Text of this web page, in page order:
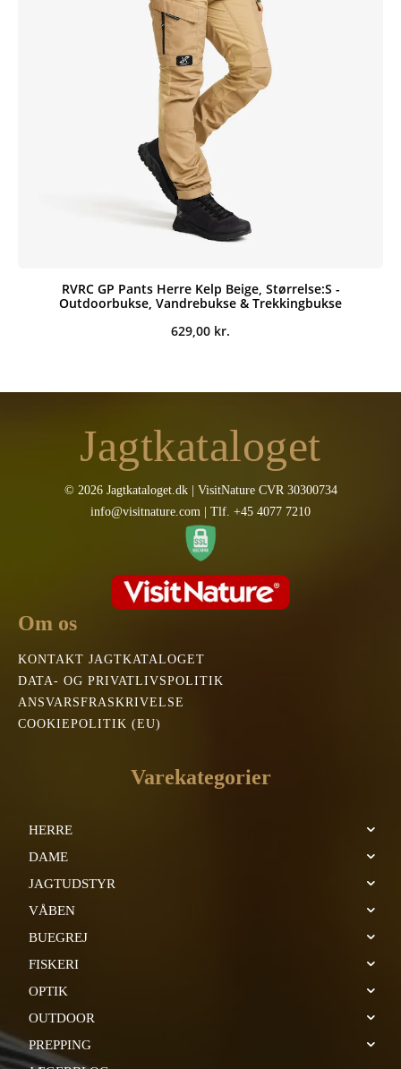
RVRC GP Pants Herre Kelp Beige, Størrelse:S -
Outdoorbukse, Vandrebukse & Trekkingbukse
629,00 kr.
Jagtkataloget
© 2026 Jagtkataloget.dk | VisitNature CVR 30300734
info@visitnature.com | Tlf. +45 4077 7210
Om os
KONTAKT JAGTKATALOGET
DATA- OG PRIVATLIVSPOLITIK
ANSVARSFRASKRIVELSE
COOKIEPOLITIK (EU)
Varekategorier
HERRE
DAME
JAGTUDSTYR
VÅBEN
BUEGREJ
FISKERI
OPTIK
OUTDOOR
PREPPING